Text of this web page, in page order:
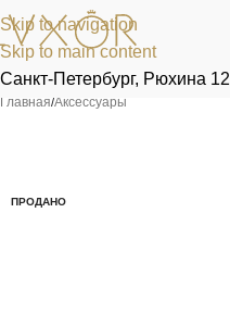
Skip to navigation
Skip to main content
Санкт-Петербург, Рюхина 12
Главная/Аксессуары
ПРОДАНО